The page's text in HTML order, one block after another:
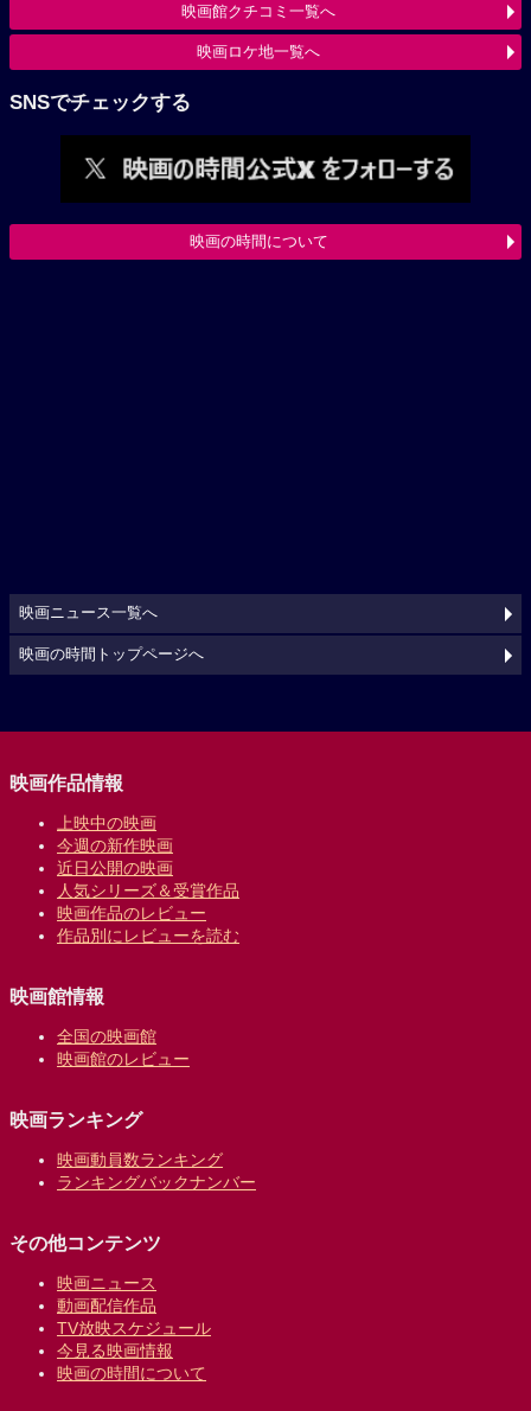
映画館クチコミ一覧へ
映画ロケ地一覧へ
SNSでチェックする
映画の時間について
映画ニュース一覧へ
映画の時間トップページへ
映画作品情報
上映中の映画
今週の新作映画
近日公開の映画
人気シリーズ＆受賞作品
映画作品のレビュー
作品別にレビューを読む
映画館情報
全国の映画館
映画館のレビュー
映画ランキング
映画動員数ランキング
ランキングバックナンバー
その他コンテンツ
映画ニュース
動画配信作品
TV放映スケジュール
今見る映画情報
映画の時間について